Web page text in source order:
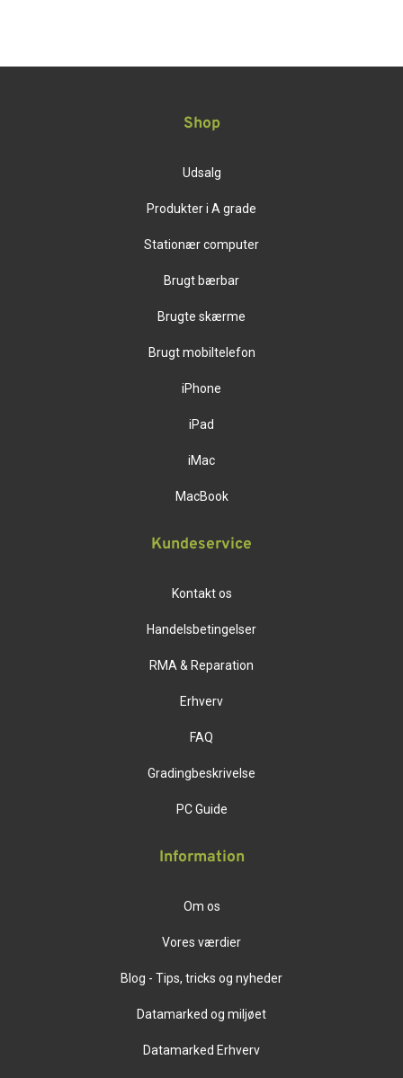
Shop
Udsalg
Produkter i A grade
Stationær computer
Brugt bærbar
Brugte skærme
Brugt mobiltelefon
iPhone
iPad
iMac
MacBook
Kundeservice
Kontakt os
Handelsbetingelser
RMA & Reparation
Erhverv
FAQ
Gradingbeskrivelse
PC Guide
Information
Om os
Vores værdier
Blog - Tips, tricks og nyheder
Datamarked og miljøet
Datamarked Erhverv